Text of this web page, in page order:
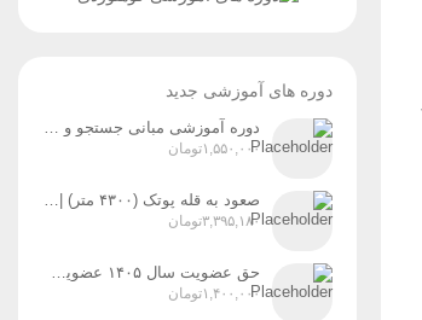
دوره های آموزشی جدید
دوره آموزشی مبانی جستجو و نجات در کوهستان (ویژه آقایان و بانوان) زمان برگزاری: پنج‌شنبه و جمعه، ۸ و ۹ مردادماه
تومان۱,۵۵۰,۰۰۰
صعود به قله پوتک (۴۳۰۰ متر) | رشته‌کوه دنا زمان اجرا: ۳۱ تیر، ۱ و ۲ مردادماه ۱۴۰۵
تومان۳,۳۹۵,۱۸۰
حق عضویت سال ۱۴۰۵ عضویت رسمی پایه ۲
تومان۱,۴۰۰,۰۰۰